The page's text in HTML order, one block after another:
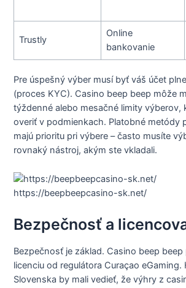
Trustly
Online
bankovanie
Pre úspešný výber musí byť váš účet
(proces KYC). Casino beep beep môže
týždenné alebo mesačné limity výberov,
overiť v podmienkach. Platobné metódy
majú prioritu pri výbere – často musíte
rovnaký nástroj, akým ste vkladali.
https://beepbeepcasino-sk.net/
Bezpečnosť a
Bezpečnosť je základ. Casino beep
licenciu od regulátora Curaçao eGaming.
Slovenska by mali vedieť, že výhry z